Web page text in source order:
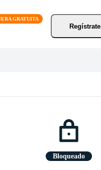
Regístrate
Bloqueado